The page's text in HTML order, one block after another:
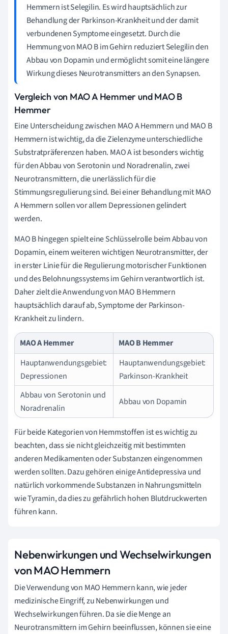
Hemmern ist Selegilin. Es wird hauptsächlich zur
Behandlung der Parkinson-Krankheit und der damit
verbundenen Symptome eingesetzt. Durch die
Hemmung von MAO B im Gehirn reduziert Selegilin den
Abbau von Dopamin und ermöglicht somit eine längere
Wirkung dieses Neurotransmitters an den Synapsen.
Vergleich von MAO A Hemmer und MAO B
Hemmer
Eine Unterscheidung zwischen MAO A Hemmern und MAO B
Hemmern ist wichtig, da die Zielenzyme unterschiedliche
Substratpräferenzen haben. MAO A ist besonders wichtig
für den Abbau von Serotonin und Noradrenalin, zwei
Neurotransmittern, die unerlässlich für die
Stimmungsregulierung sind. Bei einer Behandlung mit MAO
A Hemmern sollen vor allem Depressionen gelindert
werden.
MAO B hingegen spielt eine Schlüsselrolle beim Abbau von
Dopamin, einem weiteren wichtigen Neurotransmitter, der
in erster Linie für die Regulierung motorischer Funktionen
und des Belohnungssystems im Gehirn verantwortlich ist.
Daher zielt die Anwendung von MAO B Hemmern
hauptsächlich darauf ab, Symptome der Parkinson-
Krankheit zu lindern.
MAO A Hemmer
MAO B Hemmer
Hauptanwendungsgebiet:
Depressionen
Hauptanwendungsgebiet:
Parkinson-Krankheit
Abbau von Serotonin und
Noradrenalin
Abbau von Dopamin
Für beide Kategorien von Hemmstoffen ist es wichtig zu
beachten, dass sie nicht gleichzeitig mit bestimmten
anderen Medikamenten oder Substanzen eingenommen
werden sollten. Dazu gehören einige Antidepressiva und
natürlich vorkommende Substanzen in Nahrungsmitteln
wie Tyramin, da dies zu gefährlich hohen Blutdruckwerten
führen kann.
Nebenwirkungen und Wechselwirkungen
von MAO Hemmern
Die Verwendung von MAO Hemmern kann, wie jeder
medizinische Eingriff, zu Nebenwirkungen und
Wechselwirkungen führen. Da sie die Menge an
Neurotransmittern im Gehirn beeinflussen, können sie eine